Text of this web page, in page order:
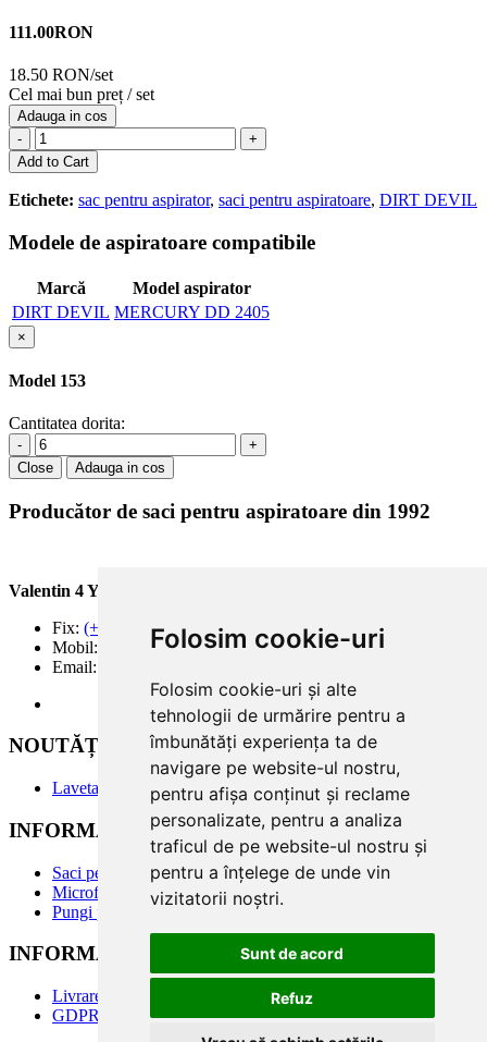
Folosim cookie-uri
Folosim cookie-uri și alte
tehnologii de urmărire pentru a
îmbunătăți experiența ta de
navigare pe website-ul nostru,
pentru afișa conținut și reclame
personalizate, pentru a analiza
traficul de pe website-ul nostru și
pentru a înțelege de unde vin
vizitatorii noștri.
Sunt de acord
Refuz
111.00RON
18.50 RON/set
Cel mai bun preț / set
Adauga in cos
-
+
Add to Cart
Etichete: sac pentru aspirator, saci pentru aspiratoare, DIRT DEVIL
Modele de aspiratoare compatibile
Marcă
Model aspirator
DIRT DEVIL MERCURY DD 2405
×
Model 153
Cantitatea dorita:
-
+
Close
Adauga in cos
Producător de saci pentru aspiratoare din 1992
Valentin 4 You Prod.
Fix: (+40) 21 668 60 69
Mobil:
(+40) 722 375 131
Email:
NOUTĂȚi
Laveta din Microfibră MADAline
INFORMATII PRODUSE
Saci pentru aspirator
Microfiltre
Pungi pentru colectare praf
INFORMATII UTILE
Livrare
GDPR